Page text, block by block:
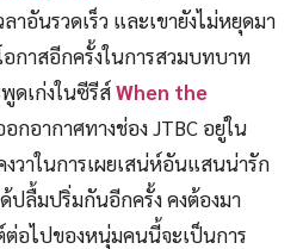
าอันรวดเร็ว และเขายังไม่หยุดมา
อกาสอีกครั้งในการสวมบทบาท
ดเก่งในซีรีส์When the
กอากาศทางช่อง JTBC อยู่ใน
งวาในการเผยเสน่ห์อันแสนน่ารัก
ปลื้มปริ่มกันอีกครั้ง คงต้องมา
ต่อไปของหนุ่มคนนี้จะเป็นการ